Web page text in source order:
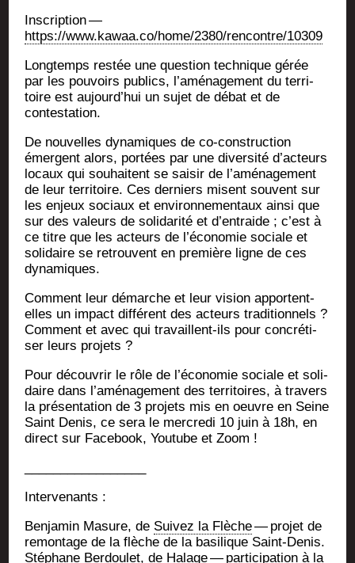
Ins­crip­tion —
https://www.kawaa.co/home/2380/rencontre/10309
Long­temps res­tée une ques­tion tech­nique gérée
par les pou­voirs publics, l’aménagement du ter­ri­
toire est aujourd’­hui un sujet de débat et de
contestation.
De nou­velles dyna­miques de co-construc­tion
émergent alors, por­tées par une diver­si­té d’acteurs
locaux qui sou­haitent se sai­sir de l’aménagement
de leur ter­ri­toire. Ces der­niers misent sou­vent sur
les enjeux sociaux et envi­ron­ne­men­taux ain­si que
sur des valeurs de soli­da­ri­té et d’entraide ; c’est à
ce titre que les acteurs de l’économie sociale et
soli­daire se retrouvent en pre­mière ligne de ces
dynamiques.
Com­ment leur démarche et leur vision apportent-
elles un impact dif­fé­rent des acteurs tra­di­tion­nels ?
Com­ment et avec qui tra­vaillent-ils pour concré­ti­
ser leurs projets ?
Pour décou­vrir le rôle de l’économie sociale et soli­
daire dans l’aménagement des ter­ri­toires, à tra­vers
la pré­sen­ta­tion de 3 pro­jets mis en oeuvre en Seine
Saint Denis, ce sera le mer­cre­di 10 juin à 18h, en
direct sur Face­book, You­tube et Zoom !
Inter­ve­nants :
Ben­ja­min Masure, de Sui­vez la Flèche— pro­jet de
remon­tage de la flèche de la basi­lique Saint-Denis.
Sté­phane Ber­dou­let, de Halage — par­ti­ci­pa­tion à la